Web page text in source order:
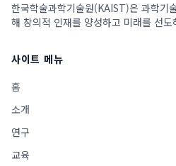
한국학술과학기술원(KAIST)은 과학기
해 창의적 인재를 양성하고 미래를 선
사이트 메뉴
홈
소개
연구
교육